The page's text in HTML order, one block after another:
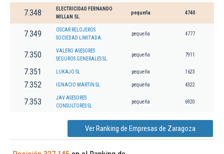
7.348
ELECTRICIDAD FERNANDO
MILLAN SL
pequeña 4740
7.349
OSCAR RELOJEROS
SOCIEDAD LIMITADA.
pequeña 4777
7.350
VALERO ASESORES
SEGUROS GENERALES SL.
pequeña 7911
7.351 LUKAJO SL pequeña 1623
7.352 IGNACIO MARTIN SL pequeña 4322
7.353
JAV ASESORES
CONSULTORES SL
pequeña 6920
Ver Ranking de Empresas de Zaragoza